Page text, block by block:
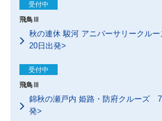
飛鳥Ⅲ
受付中
秋の連休 駿河 アニバーサリークル
20日出発>
飛鳥Ⅲ
受付中
錦秋の瀬戸内 姫路・防府クルーズ
発>